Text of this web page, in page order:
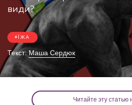
види?
ЇЖА
Текст: Маша Сердюк
Читайте эту статью